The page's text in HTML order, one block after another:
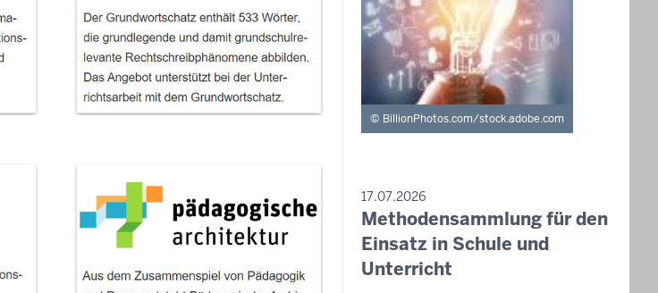
BillionPhotos.com/stock.adobe.com
PRESSEMITTEILUNG
17.07.2026
Sonntag,
9.
August
Methodensammlung für den
Einsatz in Schule und
Unterricht